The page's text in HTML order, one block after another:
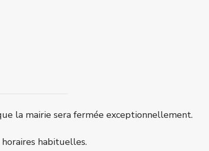
la mairie sera fermée exceptionnellement.
habituelles.